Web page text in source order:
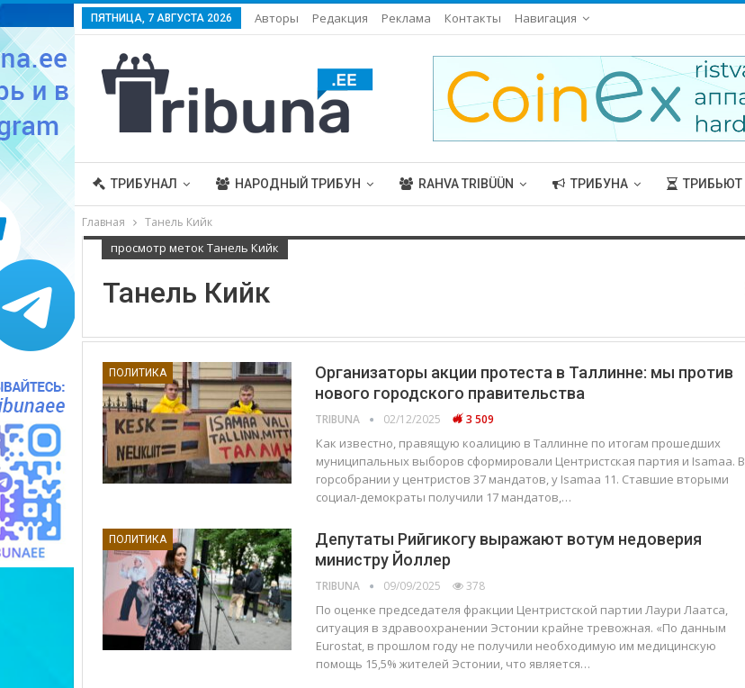
ПЯТНИЦА, 7 АВГУСТА 2026 Авторы Редакция Реклама Контакты Навигация
ТРИБУНАЛ НАРОДНЫЙ ТРИБУН RAHVA TRIBÜÜN ТРИБУНА ТРИБЬЮТ
Главная Танель Кийк
просмотр меток Танель Кийк
Танель Кийк
ПОЛИТИКА
Организаторы акции протеста в Таллинне: мы против
нового городского правительства
TRIBUNA 02/12/2025 3 509
Как известно, правящую коалицию в Таллинне по итогам прошедших
муниципальных выборов сформировали Центристcкая партия и Isamaa. В
горсобрании у центристов 37 мандатов, у Isamaa 11. Ставшие вторыми
социал-демократы получили 17 мандатов,…
ПОЛИТИКА
Депутаты Рийгикогу выражают вотум недоверия
министру Йоллер
TRIBUNA 09/09/2025 378
По оценке председателя фракции Центристской партии Лаури Лаатса,
ситуация в здравоохранении Эстонии крайне тревожная. «По данным
Eurostat, в прошлом году не получили необходимую им медицинскую
помощь 15,5% жителей Эстонии, что является…